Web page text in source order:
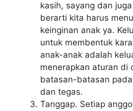
kasih, sayang dan
berarti kita harus
keinginan anak ya.
untuk membentuk
anak-anak adalah
menerapkan aturan di
batasan-batasan
dan tegas.
Tanggap. Setiap